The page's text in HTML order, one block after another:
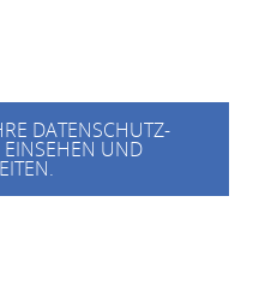
DATENSCHUTZ-
UND